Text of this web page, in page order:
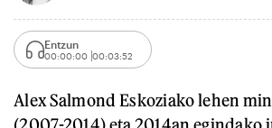
Entzun
00:00:00 00:03:52
Alex Salmond Eskoziako lehen
(2007-2014) eta 2014an egindako